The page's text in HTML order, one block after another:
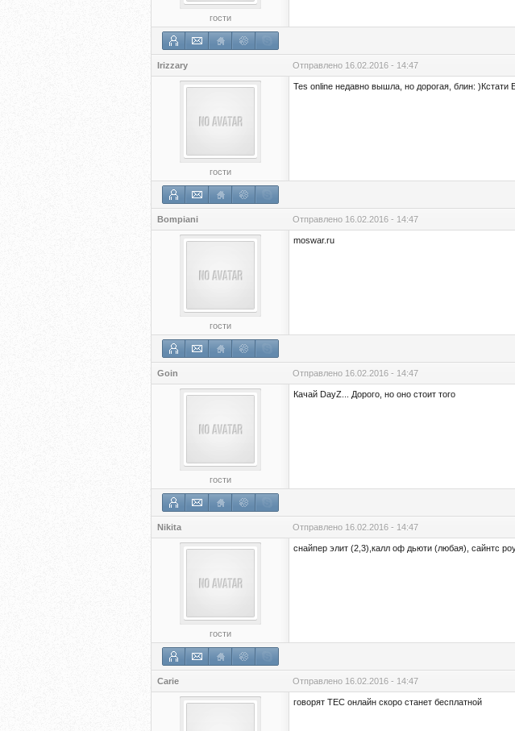
гости
Irizzary Отправлено 16.02.2016 - 14:47
гости
Tes online недавно вышла, но дорогая, блин: )Кстати
Bompiani Отправлено 16.02.2016 - 14:47
гости
moswar.ru
Goin Отправлено 16.02.2016 - 14:47
гости
Качай DayZ... Дорого, но оно стоит того
Nikita Отправлено 16.02.2016 - 14:47
гости
снайпер элит (2,3),калл оф дьюти (любая), сайнтс
Carie Отправлено 16.02.2016 - 14:47
говорят ТЕС онлайн скоро станет бесплатной